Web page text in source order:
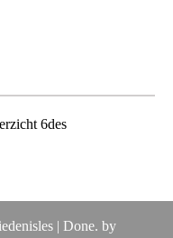
6des
| Done. by